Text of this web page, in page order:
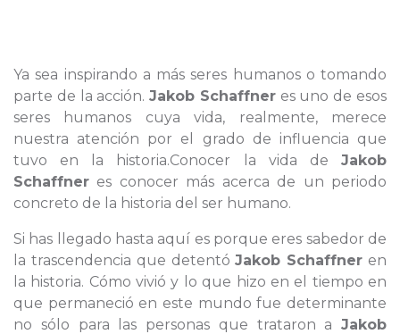
Ya sea inspirando a más seres humanos o tomando
parte de la acción.Jakob Schaffneres uno de esos
seres humanos cuya vida, realmente, merece
nuestra atención por el grado de influencia que
tuvo en la historia.Conocer la vida de Jakob
Schaffner es conocer más acerca de un periodo
concreto de la historia del ser humano.
Si has llegado hasta aquí es porque eres sabedor de
la trascendencia que detentóJakob Schaffner en
la historia. Cómo vivió y lo que hizo en el tiempo en
que permaneció en este mundo fue determinante
no sólo para las personas que trataron a Jakob